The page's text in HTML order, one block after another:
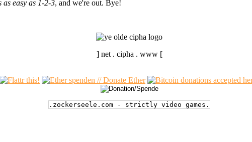
as easy as 1-2-3, and we're out. Bye!
] net . cipha . www [
.zockerseele.com - strictly video games.